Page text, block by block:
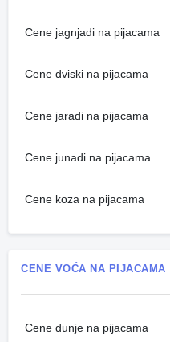
Cene jagnjadi na pijacama
Cene dviski na pijacama
Cene jaradi na pijacama
Cene junadi na pijacama
Cene koza na pijacama
CENE VOĆA NA PIJACAMA
Cene dunje na pijacama